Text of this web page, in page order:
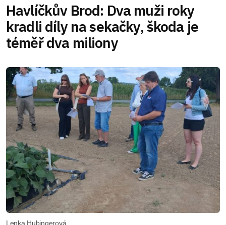
Havlíčkův Brod: Dva muži roky
kradli díly na sekačky, škoda je
téměř dva miliony
Lenka Hubingerová